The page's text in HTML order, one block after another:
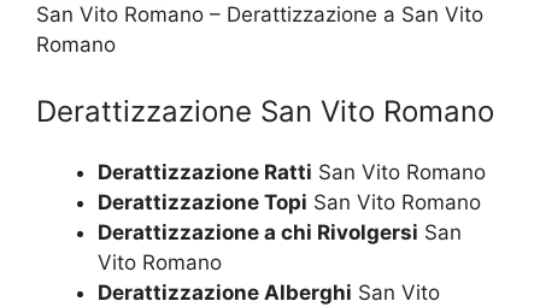
San Vito Romano – Derattizzazione a San Vito
Romano
Derattizzazione San Vito Romano
Derattizzazione Ratti San Vito Romano
Derattizzazione Topi San Vito Romano
Derattizzazione a chi Rivolgersi San
Vito Romano
Derattizzazione Alberghi San Vito